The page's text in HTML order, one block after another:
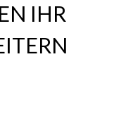
IHR